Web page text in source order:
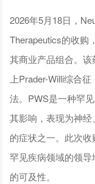
2026年5月18日，
Therapeutics的收购
其商业产品组合。
上Prader-Willi综合
法。PWS是一种罕
其影响，表现为神
的症状之一。此次
罕见疾病领域的领
的可及性。